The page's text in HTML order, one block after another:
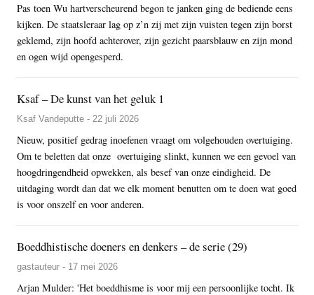
Pas toen Wu hartverscheurend begon te janken ging de bediende eens
kijken. De staatsleraar lag op z’n zij met zijn vuisten tegen zijn borst
geklemd, zijn hoofd achterover, zijn gezicht paarsblauw en zijn mond
en ogen wijd opengesperd.
Ksaf – De kunst van het geluk 1
Ksaf Vandeputte - 22 juli 2026
Nieuw, positief gedrag inoefenen vraagt om volgehouden overtuiging.
Om te beletten dat onze overtuiging slinkt, kunnen we een gevoel van
hoogdringendheid opwekken, als besef van onze eindigheid. De
uitdaging wordt dan dat we elk moment benutten om te doen wat goed
is voor onszelf en voor anderen.
Boeddhistische doeners en denkers – de serie (29)
gastauteur - 17 mei 2026
Arjan Mulder: 'Het boeddhisme is voor mij een persoonlijke tocht. Ik